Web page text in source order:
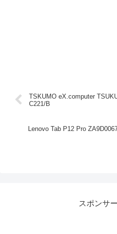
TSKUMO eX.computer
C221/B
Lenovo Tab P12 Pro
スポンサ